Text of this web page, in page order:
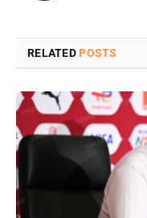
RELATED POSTS